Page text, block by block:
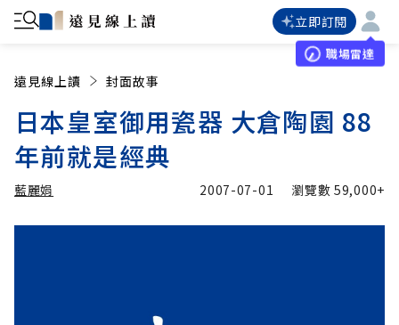
立即訂閱
職場雷達
遠見線上讀 封面故事
日本皇室御用瓷器 大倉陶園 88
年前就是經典
藍麗娟 2007-07-01 瀏覽數59,000+